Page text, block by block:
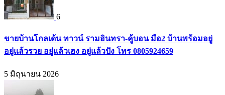
6
ขายบ้านโกลเด้น ทาวน์ รามอินทรา-คู้บอน มือ2 บ้านพร้อมอยู่
อยู่แล้วรวย อยู่แล้วเฮง อยู่แล้วปัง โทร 0805924659
5 มิถุนายน 2026